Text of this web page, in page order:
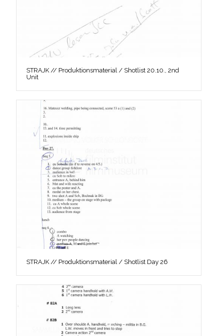
STRAJK // Produktionsmaterial / Shotlist 20.10., 2nd
Unit
STRAJK // Produktionsmaterial / Shotlist Day 26